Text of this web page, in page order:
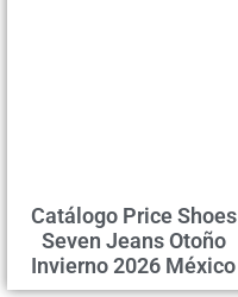
Catálogo Price Shoes
Seven Jeans Otoño
Invierno 2026 México